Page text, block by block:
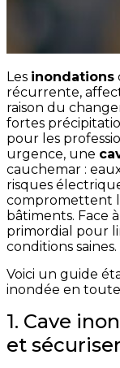
Les inondations
récurrente,
raison du
fortes
pour les
urgence, une
cauchemar :
risques
compromettent
bâtiments. Face
primordial pour
conditions saines.
Voici un guide
inondée en
1. Cave
et